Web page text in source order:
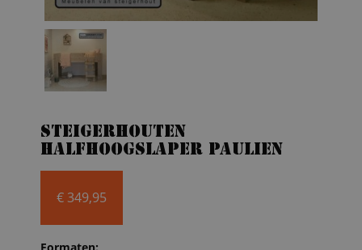
Steigerhouten
halfhoogslaper Paulien
€349,95
Formaten: